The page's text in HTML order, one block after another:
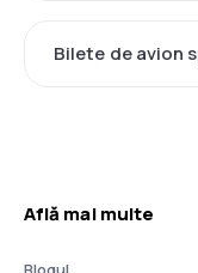
Bilete de avion
Află mai multe